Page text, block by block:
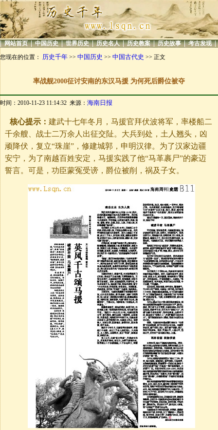
| 网站首页 | 中国历史 | 世界历史 | 历史名人 | 历史教案 | 历史故事 | 考古发现 |
您现在的位置： 历史千年 >> 中国历史 >> 中国古代史 >> 正文
率战舰2000征讨安南的东汉马援 为何死后爵位被夺
时间：2010-11-23 11:14:32 来源： 海南日报
核心提示： 建武十七年冬月，马援官拜伏波将军，率楼船二
千余艘、战士二万余人出征交阯。大兵到处，土人翘头，凶
顽降伏，复立“珠崖”，修建城郭，申明汉律。为了汉家边疆
安宁，为了南越百姓安定，马援实践了他“马革裹尸”的豪迈
誓言。可是，功臣蒙冤受谤，爵位被削，祸及子女。